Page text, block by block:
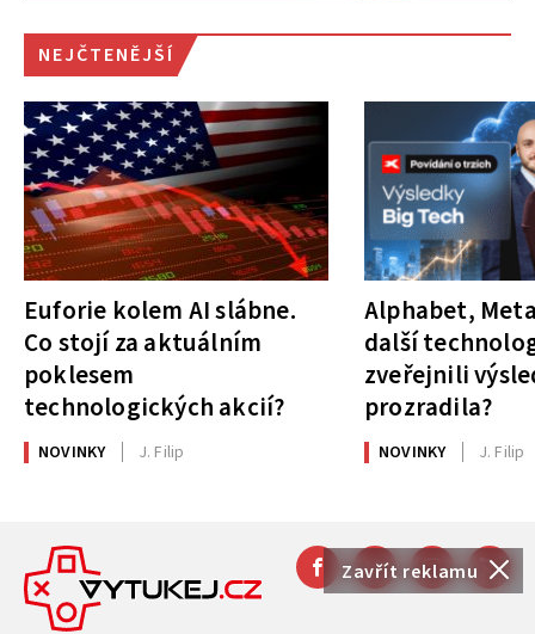
Zavřít reklamu
NEJČTENĚJŠÍ
Euforie kolem AI slábne.
Co stojí za aktuálním
poklesem
technologických akcií?
NOVINKY J. Filip
Alphabet,
další
zveřejnili
prozradila?
NOVINKY J. Filip